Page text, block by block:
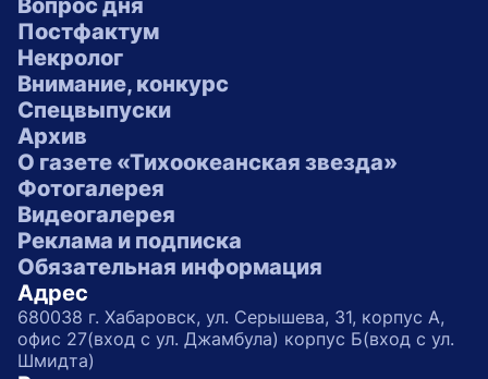
Вопрос дня
Постфактум
Некролог
Внимание, конкурс
Спецвыпуски
Архив
О газете «Тихоокеанская звезда»
Фотогалерея
Видеогалерея
Реклама и подписка
Обязательная информация
Адрес
680038 г. Хабаровск, ул. Серышева, 31, корпус А,
офис 27(вход с ул. Джамбула) корпус Б(вход с ул.
Шмидта)